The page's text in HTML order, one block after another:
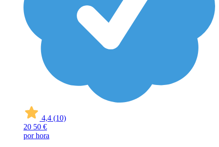
4,4 (10)
20 50 €
por hora